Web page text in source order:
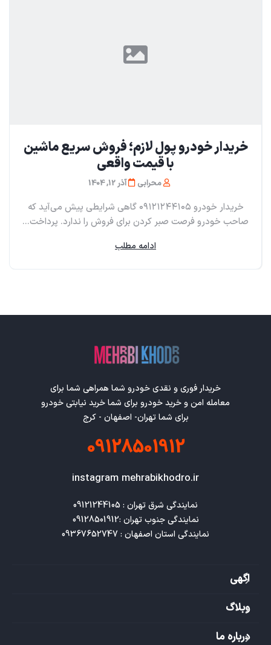
خریدار خودرو پول لازم؛ فروش سریع ماشین
با قیمت واقعی
محرابی آذر 12, 1404
خریدار خودرو ۰۹۱۲۱۲۴۴۱۰۵ گاهی شرایطی پیش می‌آید که
صاحب خودرو فرصت صبر کردن برای فروش را ندارد. پرداخت...
ادامه مطلب
خریدار فوری و نقدی خودرو شما همراهی شما برای
معامله امن و خرید خودرو برای شما خرید نیابتی خودرو
برای شما تهران- اصفهان - کرج
09128501912
instagram mehrabikhodro.ir
نمایندگی استان اصفهان : 09367652747
اگهی
وبلاگ
درباره ما